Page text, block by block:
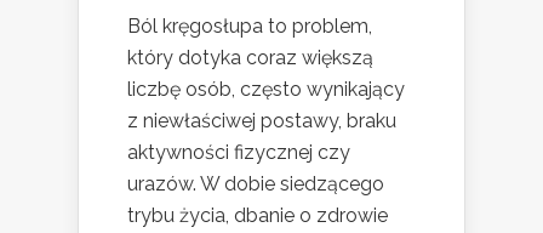
Ból kręgosłupa to problem,
który dotyka coraz większą
liczbę osób, często wynikający
z niewłaściwej postawy, braku
aktywności fizycznej czy
urazów. W dobie siedzącego
trybu życia, dbanie o zdrowie